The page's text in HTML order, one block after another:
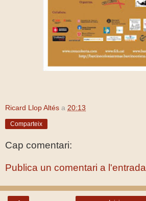
Ricard Llop Altés a 20:13
Comparteix
Cap comentari:
Publica un comentari a l'entrada